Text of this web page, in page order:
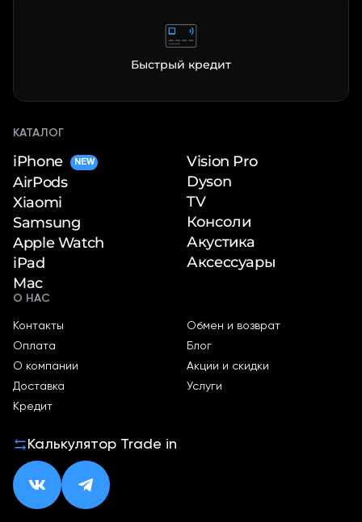
Быстрый кредит
КАТАЛОГ
iPhone NEW
AirPods
Xiaomi
Samsung
Apple Watch
iPad
Mac
Vision Pro
Dyson
TV
Консоли
Акустика
Аксессуары
О НАС
Контакты
Оплата
О компании
Доставка
Кредит
Обмен и возврат
Блог
Акции и скидки
Услуги
Калькулятор Trade in